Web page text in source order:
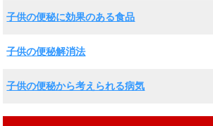
子供の便秘に効果のある食品
子供の便秘解消法
子供の便秘から考えられる病気